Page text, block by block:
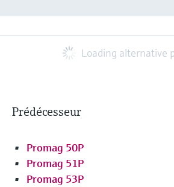
Loading alternative
Prédécesseur
Promag 50P
Promag 51P
Promag 53P